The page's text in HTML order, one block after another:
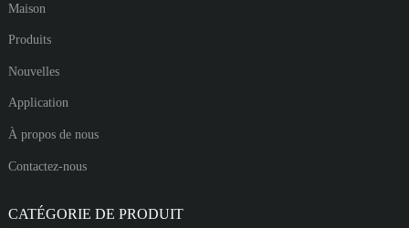
Maison
Produits
Nouvelles
Application
À propos de nous
Contactez-nous
CATÉGORIE DE PRODUIT